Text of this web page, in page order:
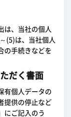
は、当社の個人
(5)は、当社個人
の手続きなどを
だく書面
有個人データの
提供の停止など
にご記入のう